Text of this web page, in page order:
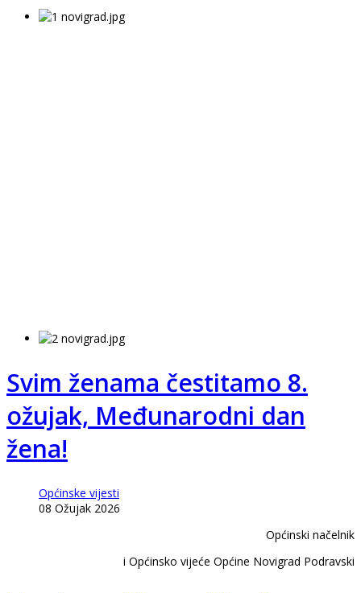
Svim ženama čestitamo 8.
ožujak, Međunarodni dan
žena!
Općinske vijesti
08 Ožujak 2026
Općinski načelnik
i Općinsko vijeće Općine Novigrad Podravski